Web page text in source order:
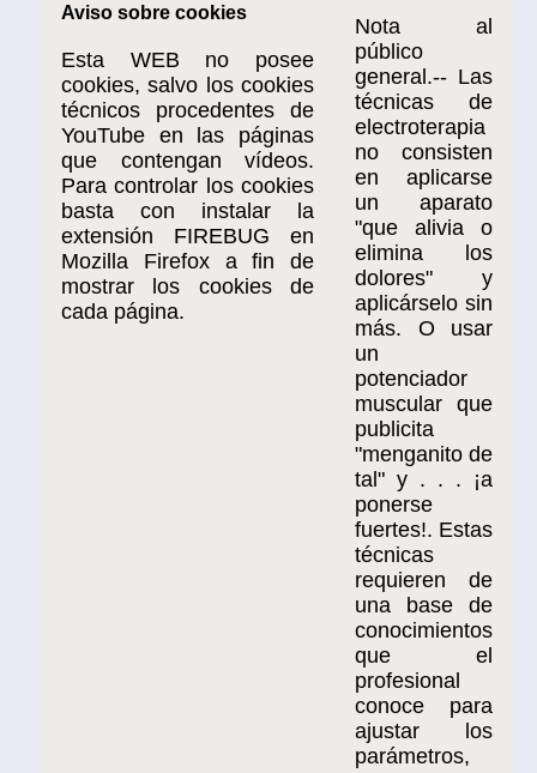
Aviso sobre cookies
Esta WEB no posee
cookies, salvo los cookies
técnicos procedentes de
YouTube en las páginas
que contengan vídeos.
Para controlar los cookies
basta con instalar la
extensión FIREBUG en
Mozilla Firefox a fin de
mostrar los cookies de
cada página.
Nota al
público
general.-- Las
técnicas de
electroterapia
no consisten
en aplicarse
un aparato
"que alivia o
elimina los
dolores" y
aplicárselo sin
más. O usar
un
potenciador
muscular que
publicita
"menganito de
tal" y . . . ¡a
ponerse
fuertes!. Estas
técnicas
requieren de
una base de
conocimientos
que el
profesional
conoce para
ajustar los
parámetros,